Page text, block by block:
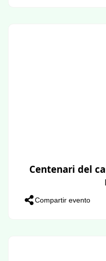
Centenari del
Compartir evento